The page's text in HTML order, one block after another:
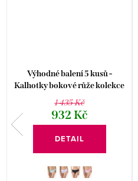
Výhodné balení 5 kusů -
Kalhotky bokové růže kolekce
Disco 19 16181P
1 435 Kč
932 Kč
DETAIL